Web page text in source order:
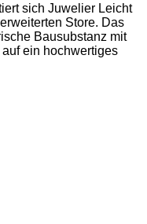
sich Juwelier Leicht
Store. Das
Bausubstanz mit
ein hochwertiges